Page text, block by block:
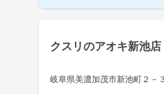
クスリのアオキ新池店
岐阜県美濃加茂市新池町２－